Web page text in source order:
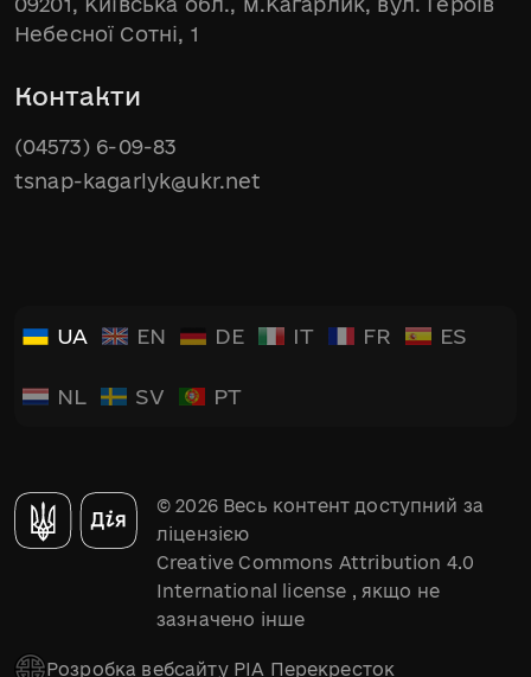
Небесної Сотні, 1
Контакти
(04573) 6-09-83
tsnap-kagarlyk@ukr.net
UA EN DE IT FR ES
NL SV PT
© 2026 Весь контент доступний за
ліцензією
Creative Commons Attribution 4.0
International license , якщо не
зазначено інше
Розробка вебсайту РІА Перекресток